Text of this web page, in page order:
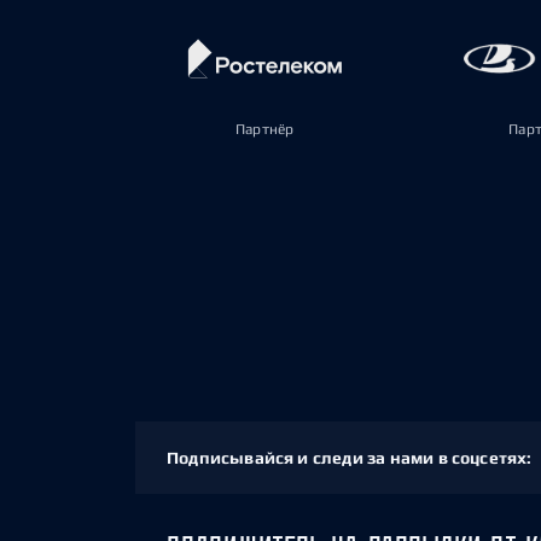
Партнёр
Подписывайся и следи за нами в соцсетях: